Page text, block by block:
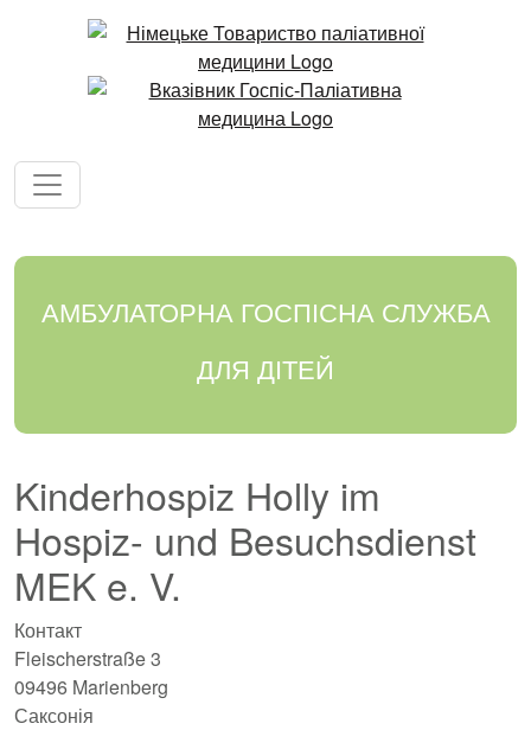
АМБУЛАТОРНА ГОСПІСНА СЛУЖБА
ДЛЯ ДІТЕЙ
Kinderhospiz Holly im
Hospiz- und Besuchsdienst
MEK e. V.
Контакт
Fleischerstraße 3
09496 Marienberg
Саксонія